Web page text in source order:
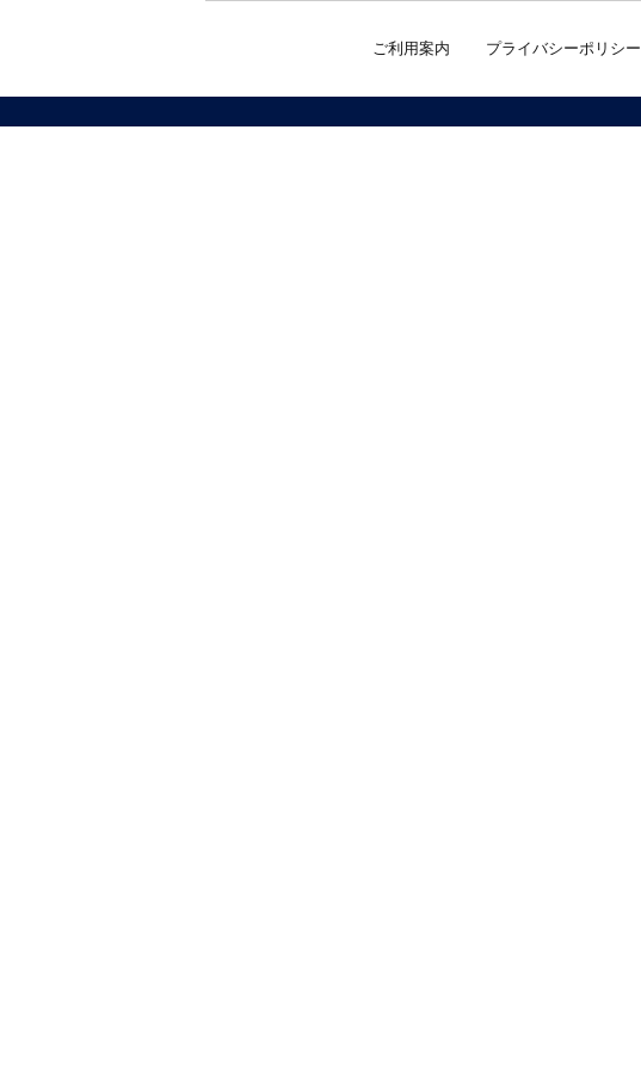
ご利用案内 プライバシーポリシー